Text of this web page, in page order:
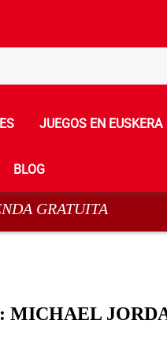
JUEGOS EN EUSKERA
BLOG
GRATUITA
MICHAEL